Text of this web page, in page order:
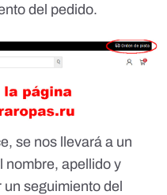
del pedido.
se nos llevará a un
nombre, apellido y
seguimiento del